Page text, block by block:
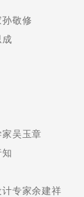
敬修
成
吴玉章
专家余建祥